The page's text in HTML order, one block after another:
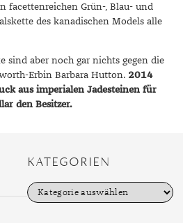
facettenreichen Grün-, Blau- und
des kanadischen Models alle
sind aber noch gar nichts gegen die
Erbin Barbara Hutton. 2014
aus imperialen Jadesteinen für
den Besitzer.
KATEGORIEN
K
a